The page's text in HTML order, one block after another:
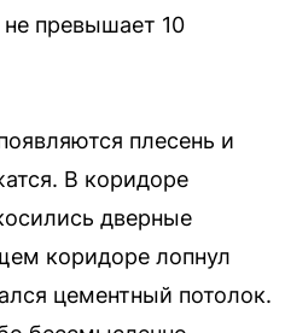
превышает 10
плесень и
В коридоре
дверные
коридоре лопнул
цементный потолок.